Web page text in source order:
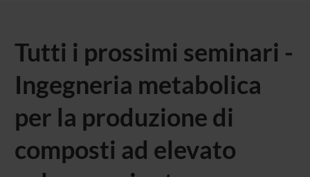
Tutti i prossimi seminari -
Ingegneria metabolica
per la produzione di
composti ad elevato